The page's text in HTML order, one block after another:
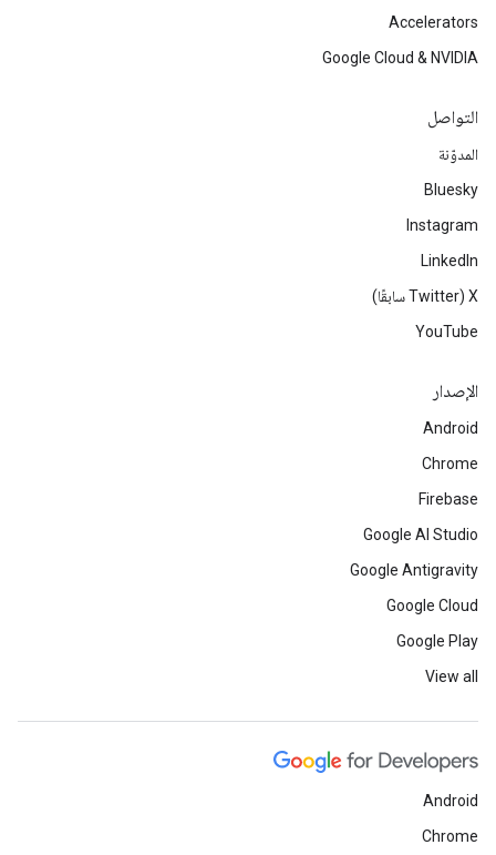
Accelerators
Google Cloud & NVIDIA
التواصل
المدوّنة
Bluesky
Instagram
LinkedIn
‫X ‏(Twitter سابقًا)
YouTube
الإصدار
Android
Chrome
Firebase
Google AI Studio
Google Antigravity
Google Cloud
Google Play
View all
Android
Chrome